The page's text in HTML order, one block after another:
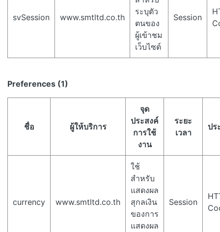
svSession www.smtltd.co.th
ระบุตัว
ตนของ
ผู้เข้าชม
เว็บไซต์
Session
Preferences (1)
ชื่อ ผู้ให้บริการ
จุด
ประสงค์
การใช้
งาน
ระยะ
เวลา
ปร
currency www.smtltd.co.th
ใช้
สำหรับ
แสดงผล
สุกลเงิน
ของการ
แสดงผล
Session